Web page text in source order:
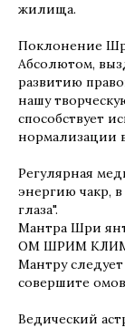
жилища.
Поклонение
Абсолютом,
развитию
нашу
способствует
нормализации
Регулярная
энергию чакр,
глаза".
Мантра Шри
ОМ ШРИМ
Мантру следует
совершите
Ведический